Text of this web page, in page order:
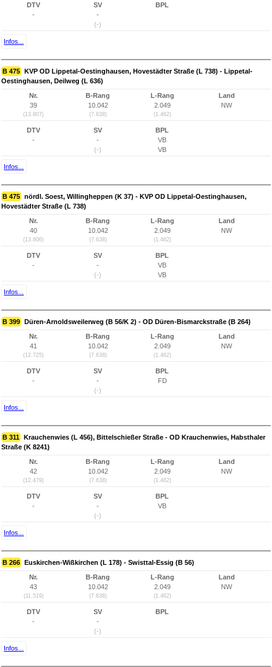
DTV
-
SV
-
(-)
BPL
Infos...
B 475 KVP OD Lippetal-Oestinghausen, Hovestädter Straße (L 738) - Lippetal-
Oestinghausen, Deilweg (L 636)
Nr.
39
(13.807)
B-Rang
10.042
(7.638)
L-Rang
2.049
(1.462)
Land
NW
DTV
-
SV
-
(-)
BPL
VB
VB
Infos...
B 475 nördl. Soest, Willingheppen (K 37) - KVP OD Lippetal-Oestinghausen,
Hovestädter Straße (L 738)
Nr.
40
(13.806)
B-Rang
10.042
(7.638)
L-Rang
2.049
(1.462)
Land
NW
DTV
-
SV
-
(-)
BPL
VB
VB
Infos...
B 399 Düren-Arnoldsweilerweg (B 56/K 2) - OD Düren-Bismarckstraße (B 264)
Nr.
41
(12.725)
B-Rang
10.042
(7.638)
L-Rang
2.049
(1.462)
Land
NW
DTV
-
SV
-
(-)
BPL
FD
Infos...
B 311 Krauchenwies (L 456), Bittelschießer Straße - OD Krauchenwies, Habsthaler
Straße (K 8241)
Nr.
42
(12.479)
B-Rang
10.042
(7.638)
L-Rang
2.049
(1.462)
Land
NW
DTV
-
SV
-
(-)
BPL
VB
Infos...
B 266 Euskirchen-Wißkirchen (L 178) - Swisttal-Essig (B 56)
Nr.
43
(11.519)
B-Rang
10.042
(7.638)
L-Rang
2.049
(1.462)
Land
NW
DTV
-
SV
-
(-)
BPL
Infos...